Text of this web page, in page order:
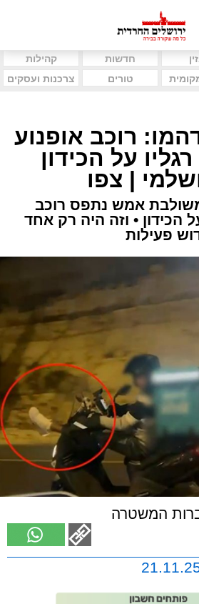
חדשות
קהילות
טורים צרכנות ועסקים
רוכב אופנוע
על הכידון
| צפו
אמש נתפס רוכב
הכידון • וזה היה רק אחד
פעילות
המשטרה